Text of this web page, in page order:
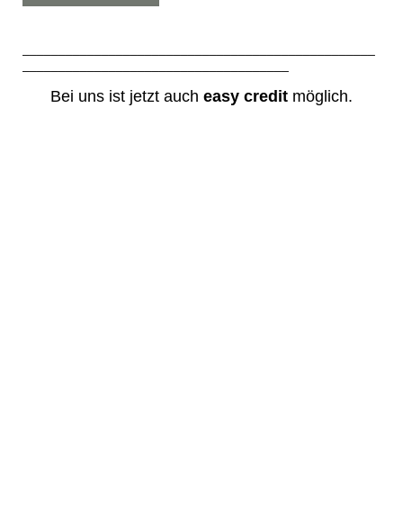
Bei uns ist jetzt auch easy credit möglich.